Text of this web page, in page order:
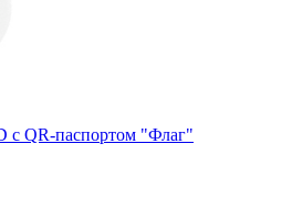
с QR-паспортом "Флаг"